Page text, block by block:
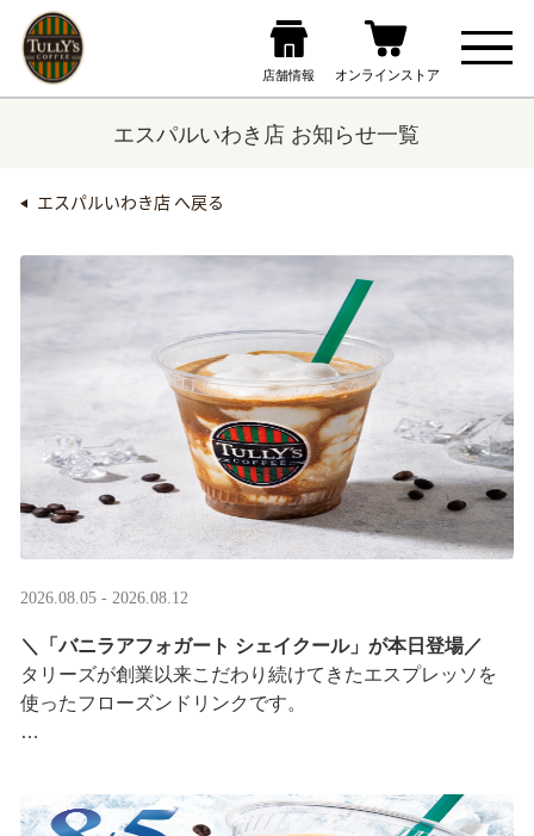
エスパルいわき店 お知らせ一覧
エスパルいわき店 へ戻る
2026.08.05 - 2026.08.12
＼「バニラアフォガート シェイクール」が本日登場／
タリーズが創業以来こだわり続けてきたエスプレッソを
使ったフローズンドリンクです。